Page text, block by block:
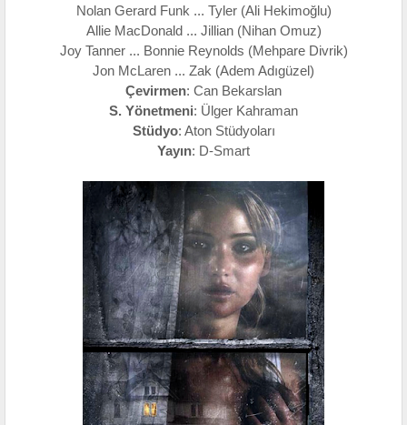
Nolan Gerard Funk ... Tyler (Ali Hekimoğlu)
Allie MacDonald ... Jillian (Nihan Omuz)
Joy Tanner ... Bonnie Reynolds (Mehpare Divrik)
Jon McLaren ... Zak (Adem Adıgüzel)
Çevirmen: Can Bekarslan
S. Yönetmeni: Ülger Kahraman
Stüdyo: Aton Stüdyoları
Yayın: D-Smart